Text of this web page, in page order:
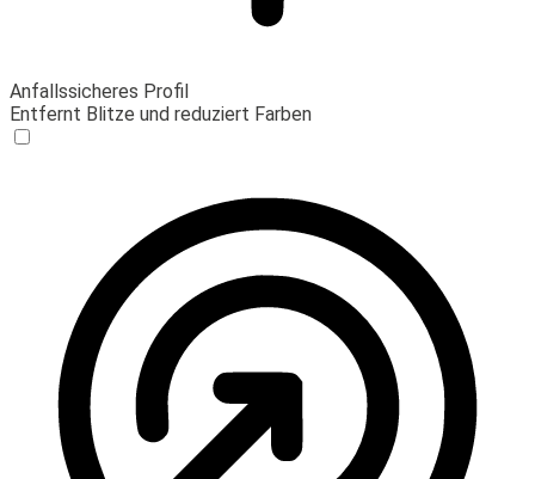
Anfallssicheres Profil
Entfernt Blitze und reduziert Farben